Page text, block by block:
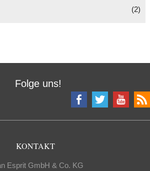
(2)
Folge uns!
KONTAKT
Esprit GmbH & Co. KG